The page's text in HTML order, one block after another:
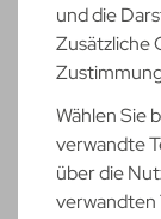
und die
Zusätzliche
Wählen Sie
verwandte
über die
verwandten